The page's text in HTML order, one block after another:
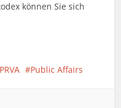
können Sie sich
PRVA Public Affairs